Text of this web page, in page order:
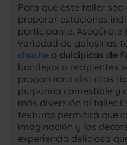
Para que este taller
preparar estaciones
participante. Asegúrate
variedad de golosinas
chuche o dulcipicas de
bandejas o recipientes
proporciona distintos
purpurina comestible y
más diversión al taller.
texturas permitirá que
imaginación y las
experiencia deliciosa